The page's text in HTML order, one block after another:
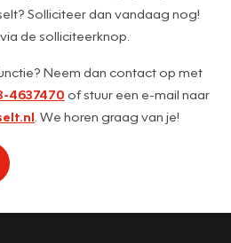
Solliciteer dan vandaag nog!
de solliciteerknop.
Neem dan contact op met
4637470 of stuur een e-mail naar
. We horen graag van je!